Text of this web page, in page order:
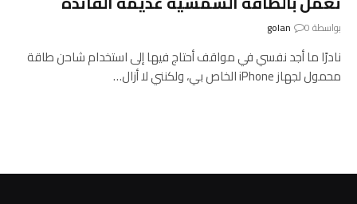
بواسطة golan 0
نادرًا ما أجد نفسي في مواقف أحتاج فيها إلى استخدام شاحن طاقة
محمول لجهاز iPhone الخاص بي، ولكنني لا أزال…